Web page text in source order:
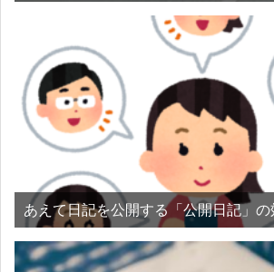
あえて日記を公開する「公開日記」